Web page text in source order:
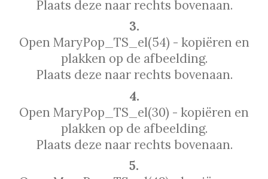
Plaats deze naar rechts bovenaan.
3.
Open MaryPop_TS_el(54) - kopiëren en
plakken op de afbeelding.
Plaats deze naar rechts bovenaan.
4.
Open MaryPop_TS_el(30) - kopiëren en
plakken op de afbeelding.
Plaats deze naar rechts bovenaan.
5.